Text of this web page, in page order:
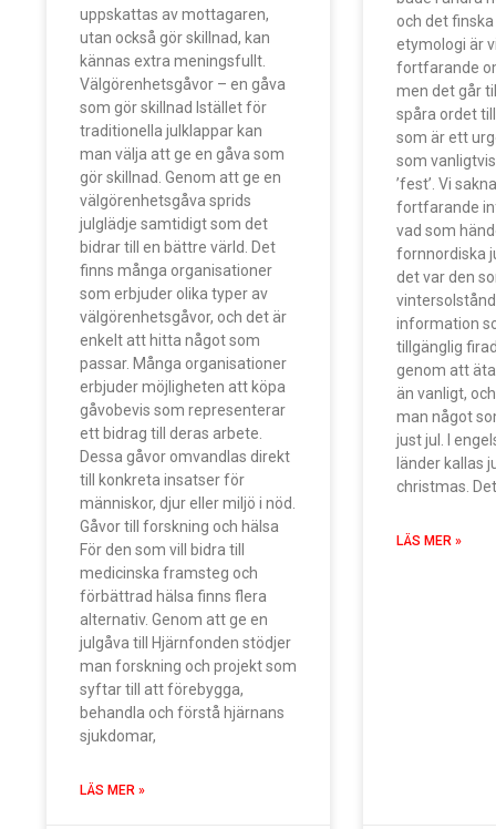
uppskattas av mottagaren,
utan också gör skillnad, kan
kännas extra meningsfullt.
Välgörenhetsgåvor – en gåva
som gör skillnad Istället för
traditionella julklappar kan
man välja att ge en gåva som
gör skillnad. Genom att ge en
välgörenhetsgåva sprids
julglädje samtidigt som det
bidrar till en bättre värld. Det
finns många organisationer
som erbjuder olika typer av
välgörenhetsgåvor, och det är
enkelt att hitta något som
passar. Många organisationer
erbjuder möjligheten att köpa
gåvobevis som representerar
ett bidrag till deras arbete.
Dessa gåvor omvandlas direkt
till konkreta insatser för
människor, djur eller miljö i nöd.
Gåvor till forskning och hälsa
För den som vill bidra till
medicinska framsteg och
förbättrad hälsa finns flera
alternativ. Genom att ge en
julgåva till Hjärnfonden stödjer
man forskning och projekt som
syftar till att förebygga,
behandla och förstå hjärnans
sjukdomar,
LÄS MER »
och det
etymologi är
fortfarande
men det går
spåra ordet
som är ett
som
’fest’. Vi
fortfarande
vad som
fornnordiska
det var den
information
tillgänglig
genom att
än vanligt,
man något
just jul. I
länder kallas
christmas.
LÄS MER »